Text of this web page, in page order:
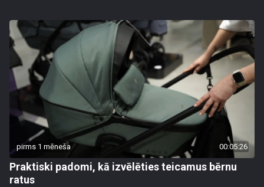
pirms 1 mēneša 00:05:26
Praktiski padomi, kā izvēlēties teicamus bērnu
ratus